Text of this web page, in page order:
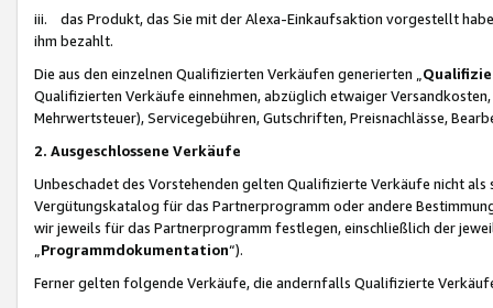
iii. das Produkt, das Sie mit der Alexa-Einkaufsaktion vorgestellt
ihm bezahlt.
Die aus den einzelnen Qualifizierten Verkäufen generierten „
Qualifizierten Verkäufe einnehmen, abzüglich etwaiger
Mehrwertsteuer), Servicegebühren, Gutschriften, Preisnachlässe,
2. Ausgeschlossene Verkäufe
Unbeschadet des Vorstehenden gelten Qualifizierte Verkäufe nicht
Vergütungskatalog für das Partnerprogramm oder andere
wir jeweils für das Partnerprogramm festlegen, einschließlich der
Programmdokumentation“).
Ferner gelten folgende Verkäufe, die andernfalls Qualifizierte